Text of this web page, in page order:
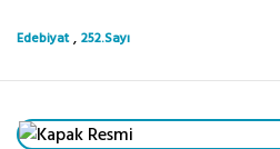
Edebiyat , 252.Sayı